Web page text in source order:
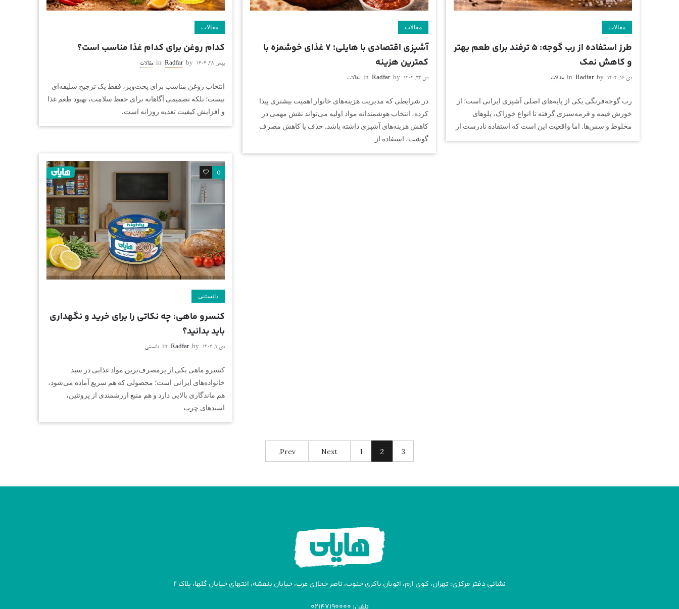
مقالات
کدام روغن برای کدام غذا مناسب است؟
بهمن ۲۸, ۱۴۰۴ by
Radfar
in مقالات
انتخاب روغن مناسب برای پخت‌وپز، فقط یک ترجیح سلیقه‌ای
نیست؛ بلکه تصمیمی آگاهانه برای حفظ سلامت، بهبود طعم غذا
و افزایش کیفیت تغذیه روزانه است.
مقالات
آشپزی اقتصادی با هایلی؛ ۷ غذای خوشمزه با
کمترین هزینه
دی ۲۳, ۱۴۰۴ by
Radfar
in مقالات
در شرایطی که مدیریت هزینه‌های خانوار اهمیت بیشتری پیدا
کرده، انتخاب هوشمندانه مواد اولیه می‌تواند نقش مهمی در
کاهش هزینه‌های آشپزی داشته باشد. حذف یا کاهش مصرف
گوشت، استفاده از
مقالات
طرز استفاده از رب گوجه: ۵ ترفند برای طعم بهتر
و کاهش نمک
دی ۱۶, ۱۴۰۴ by
Radfar
in مقالات
رب گوجه‌فرنگی یکی از پایه‌های اصلی آشپزی ایرانی است؛ از
خورش قیمه و قرمه‌سبزی گرفته تا انواع خوراک، پلوهای
مخلوط و سس‌ها. اما واقعیت این است که استفاده نادرست از
0
0
دانستنی
کنسرو ماهی: چه نکاتی را برای خرید و نگهداری
باید بدانید؟
دی ۹, ۱۴۰۴ by
Radfar
in دانستنی
کنسرو ماهی یکی از پرمصرف‌ترین مواد غذایی در سبد
خانواده‌های ایرانی است؛ محصولی که هم سریع آماده می‌شود،
هم ماندگاری بالایی دارد و هم منبع ارزشمندی از پروتئین،
اسیدهای چرب
Prev. Next 1 2 3
نشانی دفتر مرکزی: تهران، کوی ارم، اتوبان باکری جنوب، ناصر حجازی غرب، خیابان بنفشه، انتهای خیابان گلها، پلاک ۲